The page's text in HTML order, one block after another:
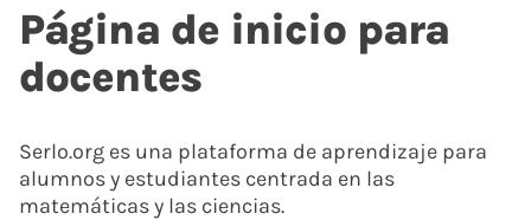
Página de inicio para
docentes
Serlo.org es una plataforma de aprendizaje para
alumnos y estudiantes centrada en las
matemáticas y las ciencias.